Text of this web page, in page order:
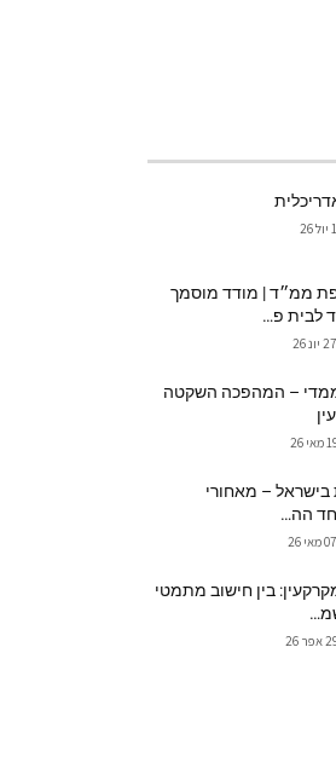
ממ״ד | מודד מוסמך
לבית פ…
27 יונ 26
– המהפכה השקטה
26
– מאחורי
הה…
07 מאי 26
בין חישוב מתמטי
26